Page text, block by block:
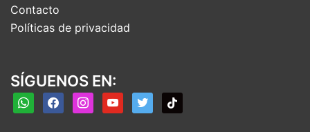
Contacto
Políticas de privacidad
SÍGUENOS EN:
whatsappfacebookinstagramyoutubetwitter tiktok